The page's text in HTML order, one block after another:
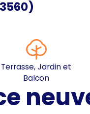
)
Terrasse, Jardin et
Balcon